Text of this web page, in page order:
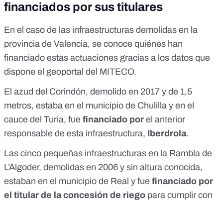
financiados por sus titulares
En el caso de las infraestructuras demolidas en la
provincia de Valencia, se conoce quiénes han
financiado estas actuaciones gracias a los datos que
dispone el geoportal del MITECO.
El azud del Corindón, demolido en 2017 y de 1,5
metros, estaba en el municipio de Chulilla y en el
cauce del Turia, fue financiado por el anterior
responsable de esta infraestructura, Iberdrola.
Las cinco pequeñas infraestructuras en la Rambla de
L’Algoder, demolidas en 2006 y sin altura conocida,
estaban en el municipio de Real y fue financiado por
el titular de la concesión de riego para cumplir con